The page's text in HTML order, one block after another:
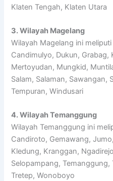
Klaten Tengah, Klaten Utara
3. Wilayah Magelang
Wilayah Magelang ini
Candimulyo, Dukun, Grabag,
Mertoyudan, Mungkid,
Salam, Salaman, Sawangan,
Tempuran, Windusari
4. Wilayah Temanggung
Wilayah Temanggung ini
Candiroto, Gemawang,
Kledung, Kranggan,
Selopampang,
Tretep, Wonoboyo